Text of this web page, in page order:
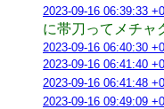
2023-09-16 06:39:33
に帯刀ってメチャ
2023-09-16 06:40:30
2023-09-16 06:41:40
2023-09-16 06:41:48
2023-09-16 09:49:09